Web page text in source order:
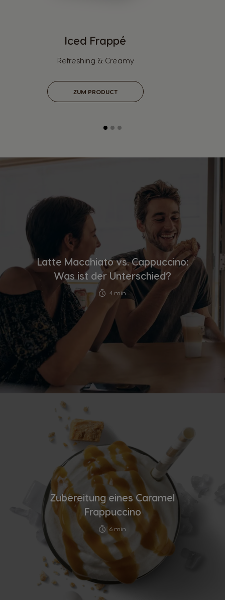
Schnell Nachbestellen
MASCHINEN
Maschinenvergleich Maschinen Help-Center
ANGEBOTE %
Iced Frappé
Refreshing & Creamy
ZUM PRODUCT
Latte Macchiato vs. Cappuccino:
Was ist der Unterschied?
4 min
Zubereitung eines Caramel
Frappuccino
6 min